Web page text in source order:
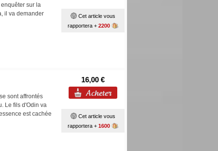
sur la
il va demander
Cet article vous
rapportera + 2200
sont affrontés
Le fils d'Odin va
est cachée
16,00 €
Cet article vous
rapportera + 1600